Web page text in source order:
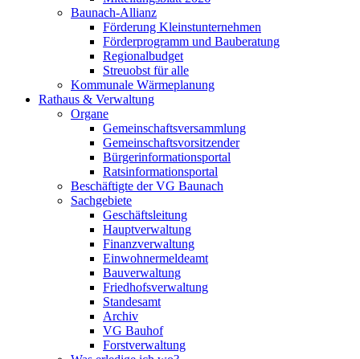
Baunach-Allianz
Förderung Kleinstunternehmen
Förderprogramm und Bauberatung
Regionalbudget
Streuobst für alle
Kommunale Wärmeplanung
Rathaus & Verwaltung
Organe
Gemeinschaftsversammlung
Gemeinschaftsvorsitzender
Bürgerinformationsportal
Ratsinformationsportal
Beschäftigte der VG Baunach
Sachgebiete
Geschäftsleitung
Hauptverwaltung
Finanzverwaltung
Einwohnermeldeamt
Bauverwaltung
Friedhofsverwaltung
Standesamt
Archiv
VG Bauhof
Forstverwaltung